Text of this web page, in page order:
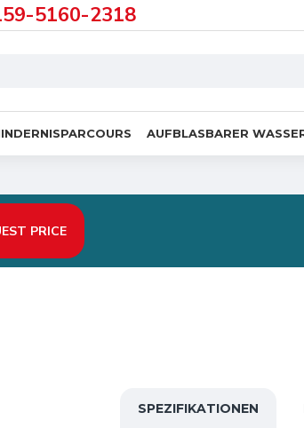
5160-2318
AUFBLASBARER
PRICE
SPEZIFIKATIONEN